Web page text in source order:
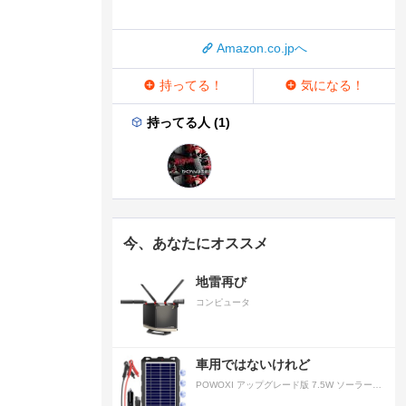
Amazon.co.jpへ
持ってる！ 気になる！
持ってる人 (1)
今、あなたにオススメ
地雷再び
コンピュータ
車用ではないけれど